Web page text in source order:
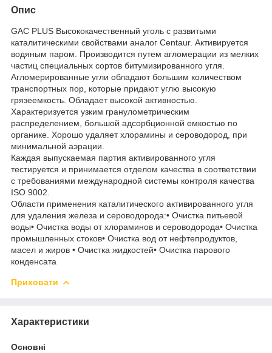
Опис
GAC PLUS Высококачественный уголь с развитыми
каталитическими свойствами аналог Centaur. Активируется
водяным паром. Производится путем агломерации из мелких
частиц специальных сортов битумизированного угля.
Агломерированные угли обладают большим количеством
транспортных пор, которые придают углю высокую
грязеемкость. Обладает высокой активностью.
Характеризуется узким гранулометрическим
распределением, большой адсорбционной емкостью по
органике. Хорошо удаляет хлорамины и сероводород, при
минимальной аэрации.
Каждая выпускаемая партия активированного угля
тестируется и принимается отделом качества в соответствии
с требованиями международной системы контроля качества
ISO 9002.
Области применения каталитического активированного угля
для удаления железа и сероводорода:• Очистка питьевой
воды• Очистка воды от хлораминов и сероводорода• Очистка
промышленных стоков• Очистка вод от нефтепродуктов,
масел и жиров • Очистка жидкостей• Очистка парового
конденсата
Приховати
Характеристики
Основні